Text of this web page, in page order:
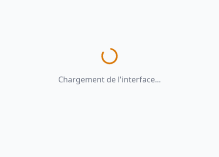
Chargement de l'interface...